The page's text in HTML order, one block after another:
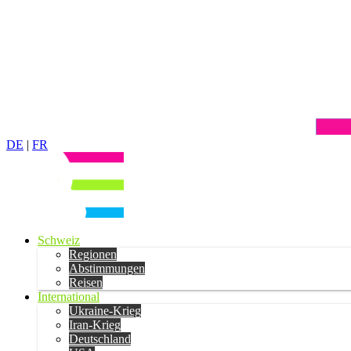
DE | FR
Schweiz
Regionen
Abstimmungen
Reisen
International
Ukraine-Krieg
Iran-Krieg
Deutschland